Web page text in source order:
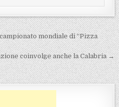
mondiale di “Pizza
coinvolge anche la Calabria →